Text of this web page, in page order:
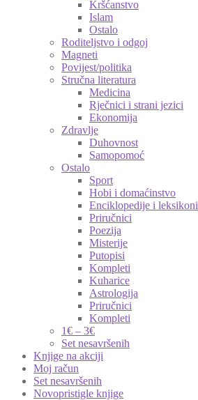
Kršćanstvo
Islam
Ostalo
Roditeljstvo i odgoj
Magneti
Povijest/politika
Stručna literatura
Medicina
Rječnici i strani jezici
Ekonomija
Zdravlje
Duhovnost
Samopomoć
Ostalo
Sport
Hobi i domaćinstvo
Enciklopedije i leksikoni
Priručnici
Poezija
Misterije
Putopisi
Kompleti
Kuharice
Astrologija
Priručnici
Kompleti
1€ – 3€
Set nesavršenih
Knjige na akciji
Moj račun
Set nesavršenih
Novopristigle knjige